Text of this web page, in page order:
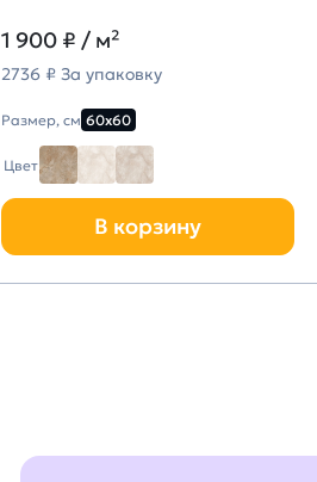
1 900 ₽ / м²
2736 ₽ За упаковку
Размер, см 60х60
Цвет
В корзину